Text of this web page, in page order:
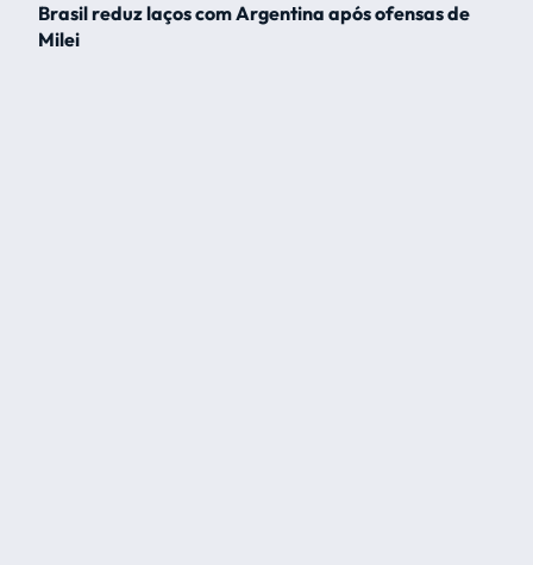
Brasil reduz laços com Argentina após ofensas de
Milei